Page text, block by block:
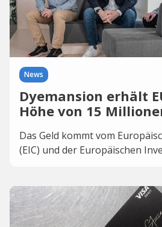
News
Dyemansion erhält
Höhe von 15
Das Geld kommt vom
(EIC) und der Europäischen